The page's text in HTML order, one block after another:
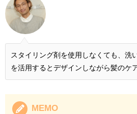
スタイリング剤を使用しなくても、洗
を活用するとデザインしながら髪のケ
MEMO